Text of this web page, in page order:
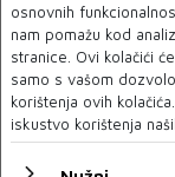
Mostarska
hitove
MOSTAR –
osnovnih
nam pomažu kod
stranice. Ovi kolačići
samo s vašom
korištenja ovih
iskustvo korištenja